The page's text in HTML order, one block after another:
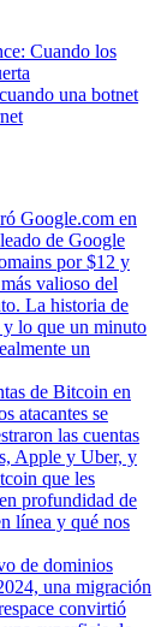
Cuando los
una botnet
Google.com en
de Google
por $12 y
valioso del
La historia de
y lo que un minuto
un
de Bitcoin en
atacantes se
las cuentas
Apple y Uber, y
que les
profundidad de
línea y qué nos
de dominios
una migración
convirtió